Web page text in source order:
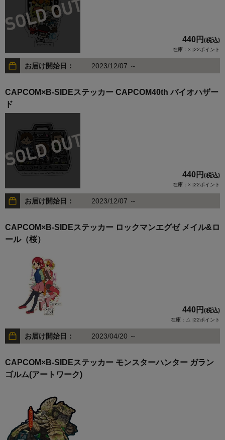
440円 (税込)
在庫：× |22ポイント
お届け開始日： 2023/12/07 ～
CAPCOM×B-SIDEステッカー CAPCOM40th バイオハザー
ド
440円 (税込)
在庫：× |22ポイント
お届け開始日： 2023/12/07 ～
CAPCOM×B-SIDEステッカー ロックマンエグゼ メイル&ロ
ール（桜）
440円 (税込)
在庫：△ |22ポイント
お届け開始日： 2023/04/20 ～
CAPCOM×B-SIDEステッカー モンスターハンター ガラン
ゴルム(アートワーク)